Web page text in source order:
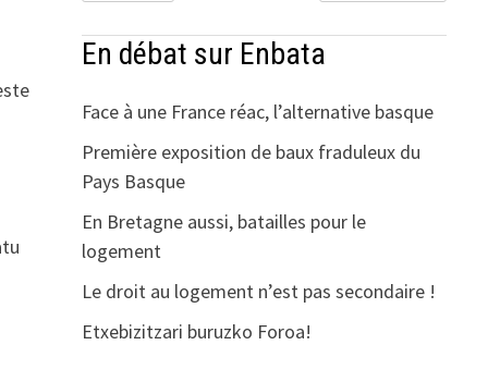
En débat sur Enbata
Face à une France réac, l’alternative basque
Première exposition de baux fraduleux du
Pays Basque
En Bretagne aussi, batailles pour le
logement
Le droit au logement n’est pas secondaire !
Etxebizitzari buruzko Foroa!